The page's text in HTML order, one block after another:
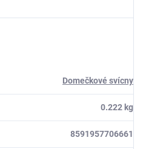
Domečkové svícny
0.222 kg
8591957706661